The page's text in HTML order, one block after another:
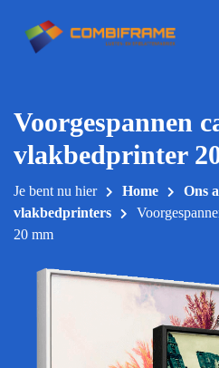
naar
Voorgespannen
vlakbedprinter
Je bent nu hier Home Ons
vlakbedprinters
20 mm